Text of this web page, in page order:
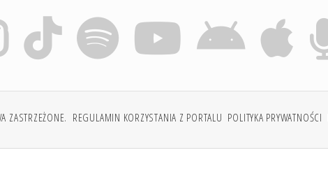
ZASTRZEŻONE. REGULAMIN KORZYSTANIA Z PORTALU POLITYKA PRYWATNOŚCI